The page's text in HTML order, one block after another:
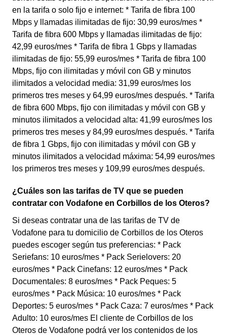
en la tarifa o solo fijo e internet: * Tarifa de fibra 100
Mbps y llamadas ilimitadas de fijo: 30,99 euros/mes *
Tarifa de fibra 600 Mbps y llamadas ilimitadas de fijo:
42,99 euros/mes * Tarifa de fibra 1 Gbps y llamadas
ilimitadas de fijo: 55,99 euros/mes * Tarifa de fibra 100
Mbps, fijo con ilimitadas y móvil con GB y minutos
ilimitados a velocidad media: 31,99 euros/mes los
primeros tres meses y 64,99 euros/mes después. * Tarifa
de fibra 600 Mbps, fijo con ilimitadas y móvil con GB y
minutos ilimitados a velocidad alta: 41,99 euros/mes los
primeros tres meses y 84,99 euros/mes después. * Tarifa
de fibra 1 Gbps, fijo con ilimitadas y móvil con GB y
minutos ilimitados a velocidad máxima: 54,99 euros/mes
los primeros tres meses y 109,99 euros/mes después.
¿Cuáles son las tarifas de TV que se pueden
contratar con Vodafone en Corbillos de los Oteros?
Si deseas contratar una de las tarifas de TV de
Vodafone para tu domicilio de Corbillos de los Oteros
puedes escoger según tus preferencias: * Pack
Seriefans: 10 euros/mes * Pack Serielovers: 20
euros/mes * Pack Cinefans: 12 euros/mes * Pack
Documentales: 8 euros/mes * Pack Peques: 5
euros/mes * Pack Música: 10 euros/mes * Pack
Deportes: 5 euros/mes * Pack Caza: 7 euros/mes * Pack
Adulto: 10 euros/mes El cliente de Corbillos de los
Oteros de Vodafone podrá ver los contenidos de los